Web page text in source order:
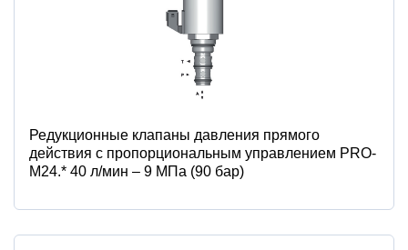
Редукционные клапаны давления прямого
действия с пропорциональным управлением PRO-
M24.* 40 л/мин – 9 МПа (90 бар)